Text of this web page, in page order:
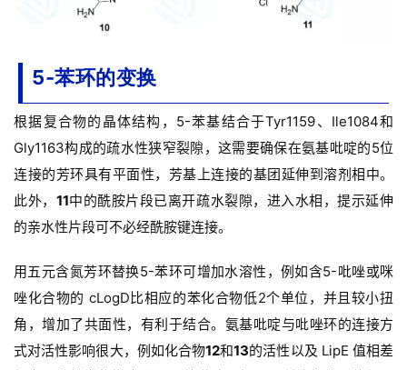
动
B
D
投
融
资
台
药
时
5-苯环的变换
根据复合物的晶体结构，5-苯基结合于Tyr1159、Ile1084和
Gly1163构成的疏水性狭窄裂隙，这需要确保在氨基吡啶的5位
连接的芳环具有平面性，芳基上连接的基团延伸到溶剂相中。
此外， 11中的酰胺片段已离开疏水裂隙，进入水相，提示延伸
的亲水性片段可不必经酰胺键连接。
用五元含氮芳环替换5-苯环可增加水溶性，例如含5-吡唑或咪
唑化合物的 cLogD比相应的苯化合物低2个单位，并且较小扭
角，增加了共面性，有利于结合。 氨基吡啶与吡唑环的连接方
式对活性影响很大，例如化合物12和13的活性以及 LipE 值相差